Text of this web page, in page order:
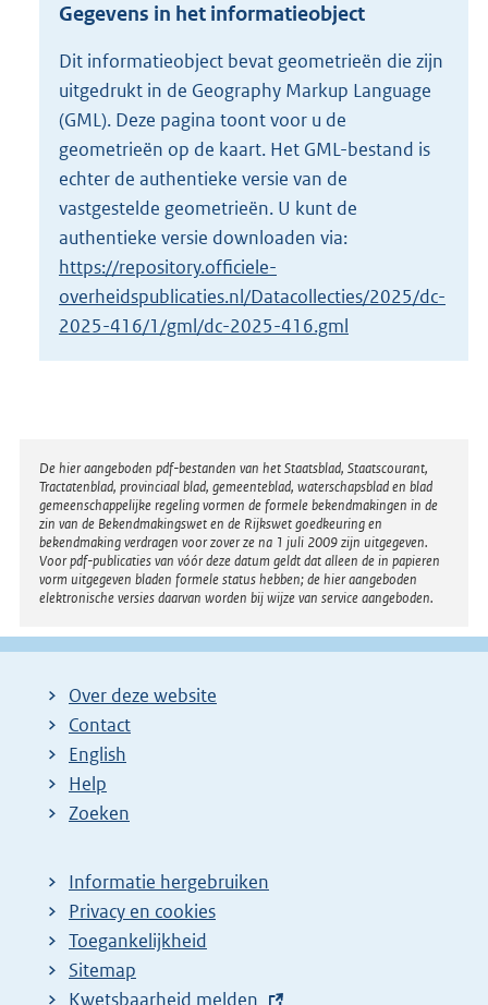
o
t
t
e
:
2
K
b
Gegevens in het informatieobject
Dit informatieobject bevat geometrieën die zijn
uitgedrukt in de Geography Markup Language
(GML). Deze pagina toont voor u de
geometrieën op de kaart. Het GML-bestand is
echter de authentieke versie van de
vastgestelde geometrieën. U kunt de
authentieke versie downloaden via:
https://repository.officiele-
overheidspublicaties.nl/Datacollecties/2025/dc-
2025-416/1/gml/dc-2025-416.gml
Disclaimer
De hier aangeboden pdf-bestanden van het Staatsblad, Staatscourant,
Tractatenblad, provinciaal blad, gemeenteblad, waterschapsblad en blad
gemeenschappelijke regeling vormen de formele bekendmakingen in de
zin van de Bekendmakingswet en de Rijkswet goedkeuring en
bekendmaking verdragen voor zover ze na 1 juli 2009 zijn uitgegeven.
Voor pdf-publicaties van vóór deze datum geldt dat alleen de in papieren
vorm uitgegeven bladen formele status hebben; de hier aangeboden
elektronische versies daarvan worden bij wijze van service aangeboden.
Over deze website
Contact
English
Help
Zoeken
Informatie hergebruiken
Privacy en cookies
Toegankelijkheid
Sitemap
E
Kwetsbaarheid melden